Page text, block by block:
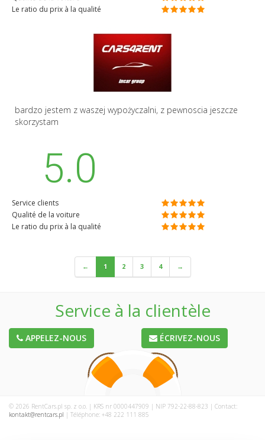
Le ratio du prix à la qualité
bardzo jestem z waszej wypożyczalni, z pewnoscia jeszcze
skorzystam
5.0
Service clients
Qualité de la voiture
Le ratio du prix à la qualité
← 1 2 3 4 →
Service à la clientèle
APPELEZ-NOUS ÉCRIVEZ-NOUS
© 2026 RentCars.pl sp. z o.o. | KRS nr 0000447909 | NIP 792-22-88-823 | Contact:
kontakt@rentcars.pl | Téléphone: +48 222 111 885